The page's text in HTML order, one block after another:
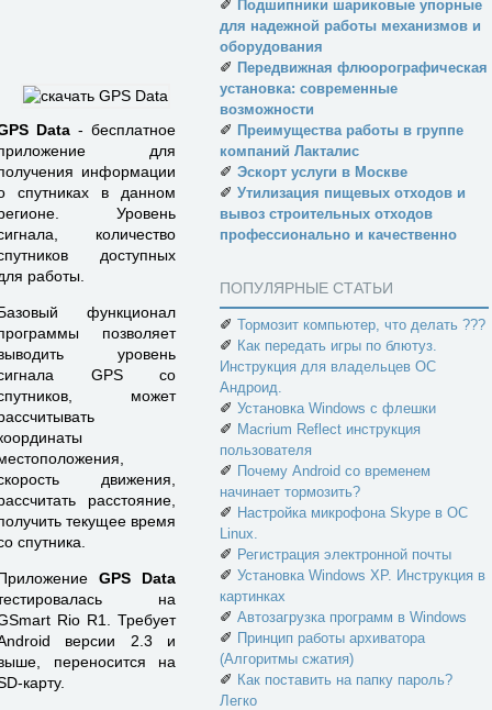
Data - бесплатное
для
информации
спутниках в данном
Уровень
количество
доступных
работы.
функционал
позволяет
уровень
GPS со
может
движения,
расстояние,
текущее время
спутника.
GPS Data
на
Rio R1. Требует
версии 2.3 и
переносится на
карту.
✐ Подшипники шариковые упорные
для надежной работы механизмов и
оборудования
✐ Передвижная флюорографическая
установка: современные
возможности
✐ Преимущества работы в группе
компаний Лакталис
✐ Эскорт услуги в Москве
✐ Утилизация пищевых отходов и
вывоз строительных отходов
профессионально и качественно
ПОПУЛЯРНЫЕ СТАТЬИ
✐ Тормозит компьютер, что делать ???
✐ Как передать игры по блютуз.
Инструкция для владельцев ОС
Андроид.
✐ Установка Windows с флешки
✐ Macrium Reflect инструкция
пользователя
✐ Почему Android со временем
начинает тормозить?
✐ Настройка микрофона Skype в ОС
Linux.
✐ Регистрация электронной почты
✐ Установка Windows XP. Инструкция в
картинках
✐ Автозагрузка программ в Windows
✐ Принцип работы архиватора
(Алгоритмы сжатия)
✐ Как поставить на папку пароль?
Легко